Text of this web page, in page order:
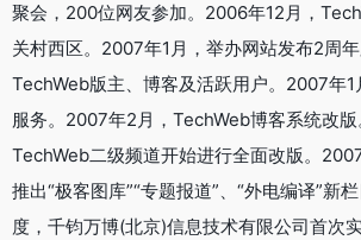
聚会，200位网友参加。2006年12月，
关村西区。2007年1月，举办网站发布2周
TechWeb版主、博客及活跃用户。2007年1
服务。2007年2月，TechWeb博客系统改
TechWeb二级频道开始进行全面改版。
推出“极客图库”“专题报道”、“外电编译”新
度，千钧万博(北京)信息技术有限公司首次